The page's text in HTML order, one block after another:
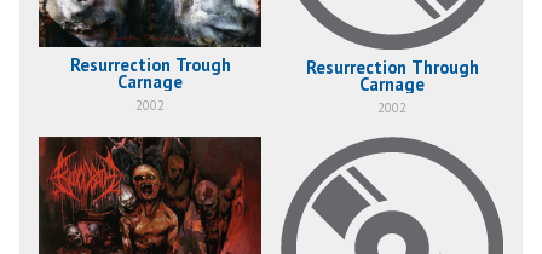
Resurrection Trough
Carnage
2002
Resurrection Through
Carnage
2002